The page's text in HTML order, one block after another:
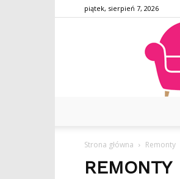
piątek, sierpień 7, 2026
Strona główna Remonty
REMONTY